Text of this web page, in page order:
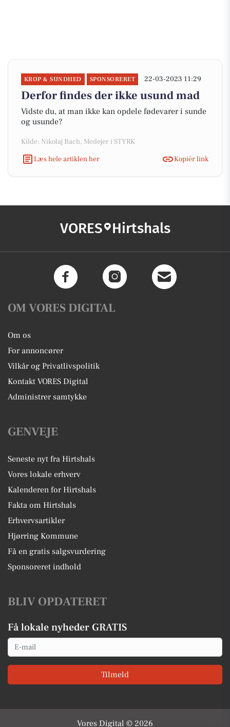
KROP & SUNDHED SPONSORERET 22-03-2023 11:29
Derfor findes der ikke usund mad
Vidste du, at man ikke kan opdele fødevarer i sunde
og usunde?
Kilde: Nikolaj Bach, Medejer i STYRK
Læs hele artiklen her
Kopiér link
VORES Hirtshals
OM VORES DIGITAL
Om os
For annoncører
Vilkår og Privatlivspolitik
Kontakt VORES Digital
Administrer samtykke
GENVEJE
Seneste nyt fra Hirtshals
Vores lokale erhverv
Kalenderen for Hirtshals
Fakta om Hirtshals
Erhvervsartikler
Hjørring Kommune
Få en gratis salgsvurdering
Sponsoreret indhold
BLIV OPDATERET
Få lokale nyheder GRATIS
Email
Tilmeld
Vores Digital © 2026